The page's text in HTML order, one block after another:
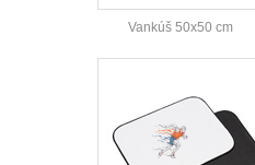
Vankúš 50x50 cm